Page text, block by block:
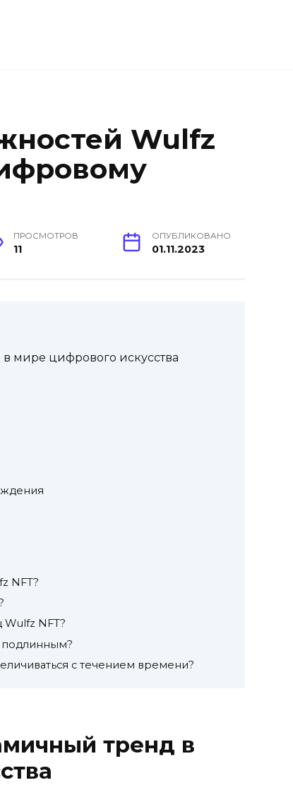
Wulfz
ПРОСМОТРОВ
11
ОПУБЛИКОВАНО
01.11.2023
мире цифрового искусства
NFT?
NFT?
подлинным?
с течением времени?
тренд в